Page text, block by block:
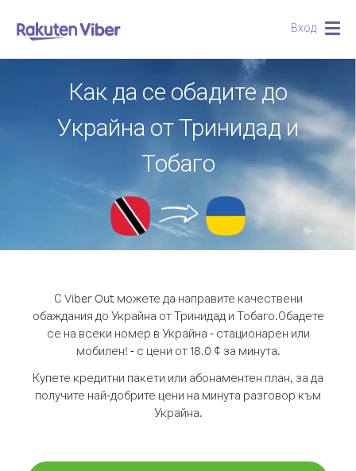
Вход
Как да се обадите до
Украйна от Тринидад и
Тобаго
С Viber Out можете да направите качествени
обаждания до Украйна от Тринидад и Тобаго.Обадете
се на всеки номер в Украйна - стационарен или
мобилен! - с цени от 18.0 ¢ за минута.
Купете кредитни пакети или абонаментен план, за да
получите най-добрите цени на минута разговор към
Украйна.